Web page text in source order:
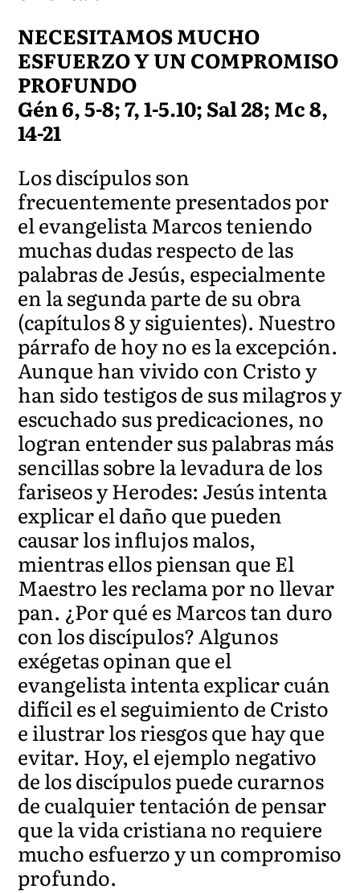
NECESITAMOS MUCHO
ESFUERZO Y UN COMPROMISO
PROFUNDO
Gén 6, 5-8; 7, 1-5.10; Sal 28; Mc 8,
14-21
Los discípulos son
frecuentemente presentados por
el evangelista Marcos teniendo
muchas dudas respecto de las
palabras de Jesús, especialmente
en la segunda parte de su obra
(capítulos 8 y siguientes). Nuestro
párrafo de hoy no es la excepción.
Aunque han vivido con Cristo y
han sido testigos de sus milagros y
escuchado sus predicaciones, no
logran entender sus palabras más
sencillas sobre la levadura de los
fariseos y Herodes: Jesús intenta
explicar el daño que pueden
causar los influjos malos,
mientras ellos piensan que El
Maestro les reclama por no llevar
pan. ¿Por qué es Marcos tan duro
con los discípulos? Algunos
exégetas opinan que el
evangelista intenta explicar cuán
difícil es el seguimiento de Cristo
e ilustrar los riesgos que hay que
evitar. Hoy, el ejemplo negativo
de los discípulos puede curarnos
de cualquier tentación de pensar
que la vida cristiana no requiere
mucho esfuerzo y un compromiso
profundo.